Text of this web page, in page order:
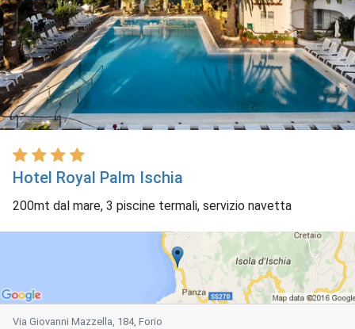
Hotel Royal Palm Ischia
200mt dal mare, 3 piscine termali, servizio navetta
Via Giovanni Mazzella, 184, Forio